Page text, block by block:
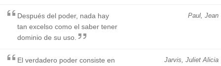
Paul, Jean
Después del poder, nada hay
tan excelso como el saber tener
dominio de su uso.
Jarvis, Juliet Alicia
El verdadero poder consiste en